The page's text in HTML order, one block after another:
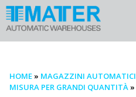
HOME » MAGAZZINI AUTOMATICI
MISURA PER GRANDI QUANTITÀ »